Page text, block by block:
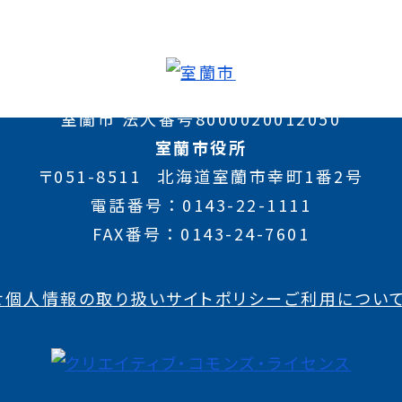
室蘭市 法人番号8000020012050
室蘭市役所
〒051-8511
北海道室蘭市幸町1番2号
電話番号
0143-22-1111
FAX番号
0143-24-7601
個人情報の取り扱いサイトポリシーご利用について